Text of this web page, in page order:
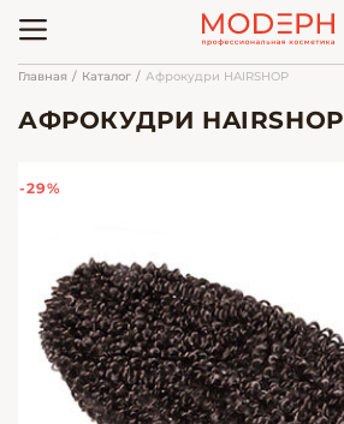
Главная Каталог Афрокудри HAIRSHOP
АФРОКУДРИ HAIRSHOP
-29%